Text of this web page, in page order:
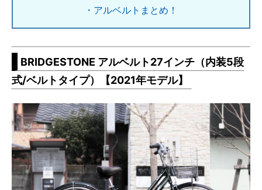
・アルベルトまとめ！
BRIDGESTONE アルベルト27インチ（内装5段
式/ベルトタイプ）【2021年モデル】